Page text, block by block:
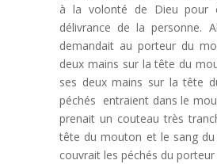
à la volonté de Dieu pour
délivrance de la personne.
demandait au porteur du
deux mains sur la tête du
ses deux mains sur la tête
péchés entraient dans le
prenait un couteau très
tête du mouton et le sang
couvrait les péchés du